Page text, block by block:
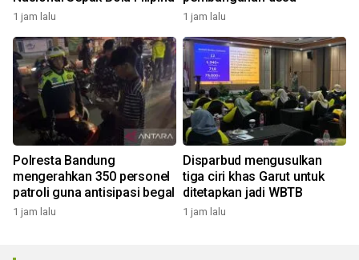
1 jam lalu 1 jam lalu
Polresta Bandung
mengerahkan 350 personel
patroli guna antisipasi begal
1 jam lalu
Disparbud mengusulkan
tiga ciri khas Garut untuk
ditetapkan jadi WBTB
1 jam lalu